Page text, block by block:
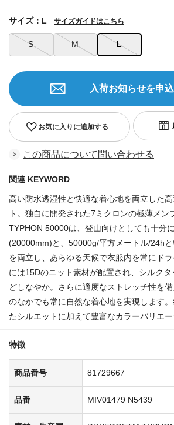
S M L
サイズ：L サイズガイドはこちら
お気に入りに追加する
入荷お知らせを申
この商品について問い合わせる
関連 KEYWORD
高い防水透湿性と快適な着心地を両立した
ト。独自に開発された7ミクロンの極薄メン
TYPHON 50000は、登山向けとしても十分
(20000mm)と、50000g/平方メートル/24h
を両立し、あらゆる天候で衣服内を常にド
には15Dのニット素材が配置され、シルク
どしなやか。さらに適度なストレッチ性を
のなかでも常に自然な着心地を実現します
たシルエットに加えて豊富なカラーバリエ
特徴
商品番号 81729667
品番 MIV01479 N5439